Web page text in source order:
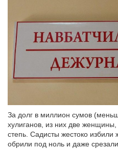
За долг в миллион сумов
хулиганов, из них две
степь. Садисты жестоко избили
обрили под ноль и даже